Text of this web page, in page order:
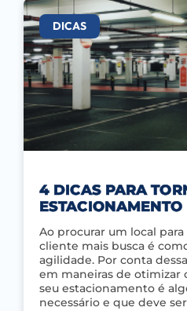
DICAS
4 DICAS PARA
Ao procurar um local
cliente mais busca é
agilidade. Por conta
em maneiras de
seu estacionamento é
necessário e que deve